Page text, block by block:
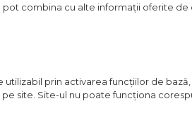
INTIUM
VOPSEA
combina cu alte informații oferite de
utilizabil prin activarea funcţiilor de
site. Site-ul nu poate funcţiona